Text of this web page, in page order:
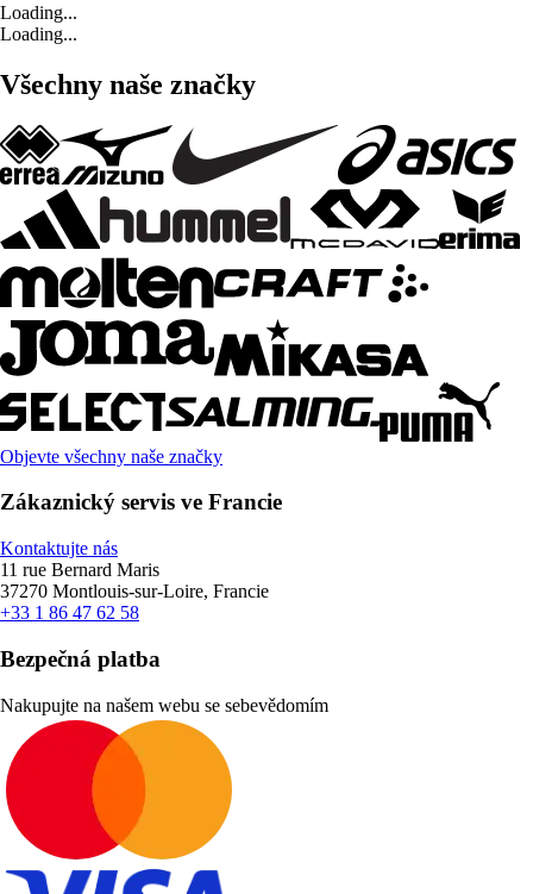
Loading...
Loading...
Všechny naše značky
Objevte všechny naše značky
Zákaznický servis ve Francie
Kontaktujte nás
11 rue Bernard Maris
37270 Montlouis-sur-Loire, Francie
+33 1 86 47 62 58
Bezpečná platba
Nakupujte na našem webu se sebevědomím